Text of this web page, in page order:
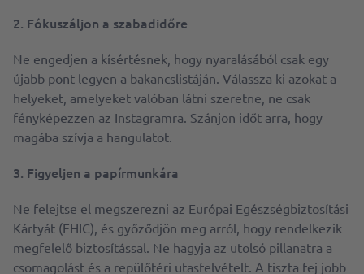
2. Fókuszáljon a szabadidőre
Ne engedjen a kísértésnek, hogy nyaralásából csak egy
újabb pont legyen a bakancslistáján. Válassza ki azokat a
helyeket, amelyeket valóban látni szeretne, ne csak
fényképezzen az Instagramra. Szánjon időt arra, hogy
magába szívja a hangulatot.
3. Figyeljen a papírmunkára
Ne felejtse el megszerezni az Európai Egészségbiztosítási
Kártyát (EHIC), és győződjön meg arról, hogy rendelkezik
megfelelő biztosítással. Ne hagyja az utolsó pillanatra a
csomagolást és a repülőtéri utasfelvételt. A tiszta fej jobb